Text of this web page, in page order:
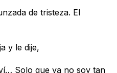
de tristeza. El
y le dije,
Solo que ya no soy tan